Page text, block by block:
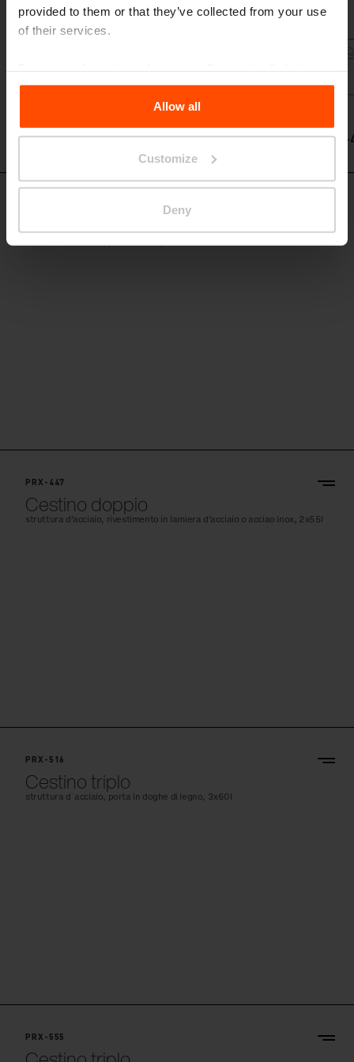
provided to them or that they’ve collected from your use
of their services.
the Processing Personal Data.
Allow all
Customize
Deny
PRX-
Cestino doppio
struttura d´acciaio, porta in HPL, 2x55l
PRX-447
Cestino doppio
struttura d’acciaio, rivestimento in lamiera d’acciaio o acciao inox, 2x55l
PRX-516
Cestino triplo
struttura d´acciaio, porta in doghe di legno, 3x60l
PRX-555